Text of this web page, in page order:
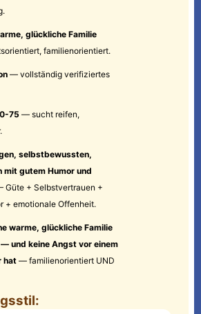
glückliche Familie
familienorientiert.
— vollständig verifiziertes
75 — sucht reifen,
selbstbewussten,
mit gutem Humor und
Güte + Selbstvertrauen +
+ emotionale Offenheit.
warme, glückliche Familie
und keine Angst vor einem
hat— familienorientiert UND